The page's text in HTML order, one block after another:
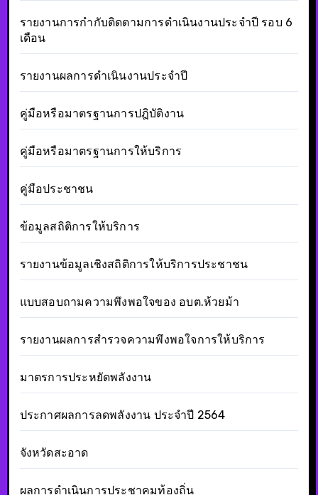
รายงานการกำกับติดตามการดำเนินงานประจำปี รอบ 6
เดือน
รายงานผลการดำเนินงานประจำปี
คู่มือหรือมาตรฐานการปฎิบัติงาน
คู่มือหรือมาตรฐานการให้บริการ
คู่มือประชาชน
ข้อมูลสถิติการให้บริการ
รายงานข้อมูลเชิงสถิติการให้บริการประชาชน
แบบสอบถามความพึงพอใจของ อบต.ห้วยม้า
รายงานผลการสำรวจความพึงพอใจการให้บริการ
มาตรการประหยัดพลังงาน
ประกาศผลการลดพลังงาน ประจำปี 2564
จังหวัดสะอาด
ผลการดำเนินการประชาคมท้องถิ่น